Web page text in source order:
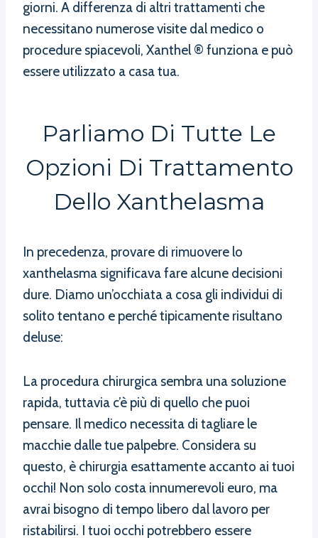
giorni. A differenza di altri trattamenti che
necessitano numerose visite dal medico o
procedure spiacevoli, Xanthel ® funziona e può
essere utilizzato a casa tua.
Parliamo Di Tutte Le
Opzioni Di Trattamento
Dello Xanthelasma
In precedenza, provare di rimuovere lo
xanthelasma significava fare alcune decisioni
dure. Diamo un’occhiata a cosa gli individui di
solito tentano e perché tipicamente risultano
deluse:
La procedura chirurgica sembra una soluzione
rapida, tuttavia c’è più di quello che puoi
pensare. Il medico necessita di tagliare le
macchie dalle tue palpebre. Considera su
questo, è chirurgia esattamente accanto ai tuoi
occhi! Non solo costa innumerevoli euro, ma
avrai bisogno di tempo libero dal lavoro per
ristabilirsi. I tuoi occhi potrebbero essere